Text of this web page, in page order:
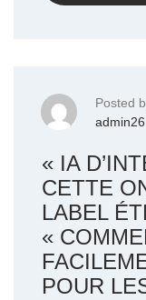
Posted
admin26
« IA
CETTE
LABEL
«
POUR